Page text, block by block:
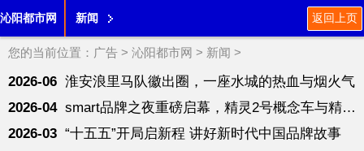
沁阳都市网 新闻 返回上页
您的当前位置： 广告 > 沁阳都市网 > 新闻 >
2026-06 淮安浪里马队徽出圈，一座水城的热血与烟火气
2026-04 smart品牌之夜重磅启幕，精灵2号概念车与精灵6号全球首秀
2026-03 “十五五”开局启新程 讲好新时代中国品牌故事